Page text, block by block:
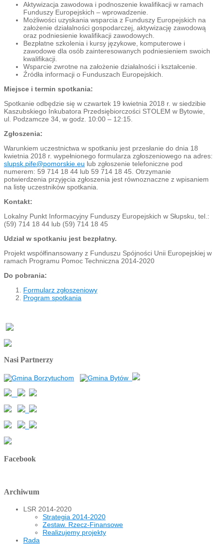
Aktywizacja zawodowa i podnoszenie kwalifikacji w ramach
Funduszy Europejskich – wprowadzenie.
Możliwości uzyskania wsparcia z Funduszy Europejskich na
założenie działalności gospodarczej, aktywizację zawodową
oraz podniesienie kwalifikacji zawodowych.
Bezpłatne szkolenia i kursy językowe, komputerowe i
zawodowe dla osób zainteresowanych podniesieniem swoich
kwalifikacji.
Wsparcie zwrotne na założenie działalności i kształcenie.
Źródła informacji o Funduszach Europejskich.
Miejsce i termin spotkania:
Spotkanie odbędzie się w czwartek 19 kwietnia 2018 r. w siedzibie
Kaszubskiego Inkubatora Przedsiębiorczości STOLEM w Bytowie,
ul. Podzamcze 34, w godz. 10:00 – 12:15.
Zgłoszenia:
Warunkiem uczestnictwa w spotkaniu jest przesłanie do dnia 18
kwietnia 2018 r. wypełnionego formularza zgłoszeniowego na adres:
slupsk.pife@pomorskie.eu lub zgłoszenie telefoniczne pod
numerem: 59 714 18 44 lub 59 714 18 45. Otrzymanie
potwierdzenia przyjęcia zgłoszenia jest równoznaczne z wpisaniem
na listę uczestników spotkania.
Kontakt:
Lokalny Punkt Informacyjny Funduszy Europejskich w Słupsku, tel.:
(59) 714 18 44 lub (59) 714 18 45
Udział w spotkaniu jest bezpłatny.
Projekt współfinansowany z Funduszu Spójności Unii Europejskiej w
ramach Programu Pomoc Techniczna 2014-2020
Do pobrania:
Formularz zgłoszeniowy
Program spotkania
Nasi Partnerzy
Facebook
Archiwum
LSR 2014-2020
Strategia 2014-2020
Zestaw. Rzecz-Finansowe
Realizujemy projekty
Rada